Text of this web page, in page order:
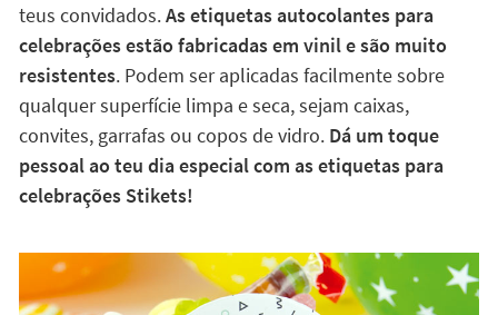
teus convidados.As etiquetas autocolantes para
celebrações estão fabricadas em vinil e são muito
resistentes. Podem ser aplicadas facilmente sobre
qualquer superfície limpa e seca, sejam caixas,
convites, garrafas ou copos de vidro. Dá um toque
pessoal ao teu dia especial com as etiquetas para
celebrações Stikets!